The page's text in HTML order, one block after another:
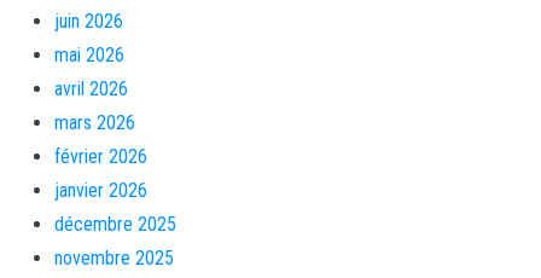
juin 2026
mai 2026
avril 2026
mars 2026
février 2026
janvier 2026
décembre 2025
novembre 2025